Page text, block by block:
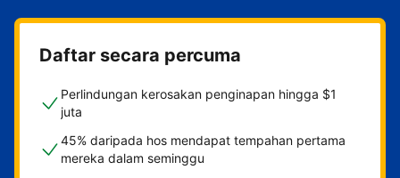
Daftar secara percuma
Perlindungan kerosakan penginapan hingga $1
juta
45% daripada hos mendapat tempahan pertama
mereka dalam seminggu